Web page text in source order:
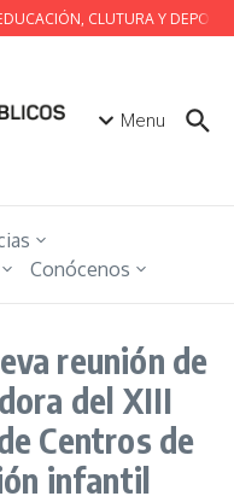
CLUTURA Y
Menu
Conócenos
reunión de
del XIII
Centros de
infantil